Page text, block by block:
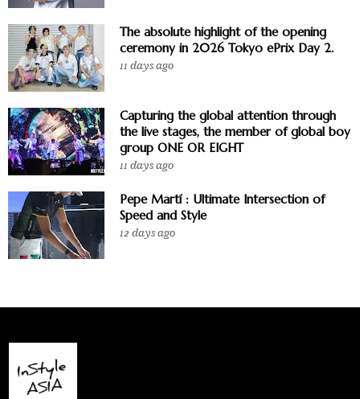
The absolute highlight of the opening
ceremony in 2026 Tokyo ePrix Day 2.
11 days ago
Capturing the global attention through
the live stages, the member of global boy
group ONE OR EIGHT
11 days ago
Pepe Martí : Ultimate Intersection of
Speed and Style
12 days ago